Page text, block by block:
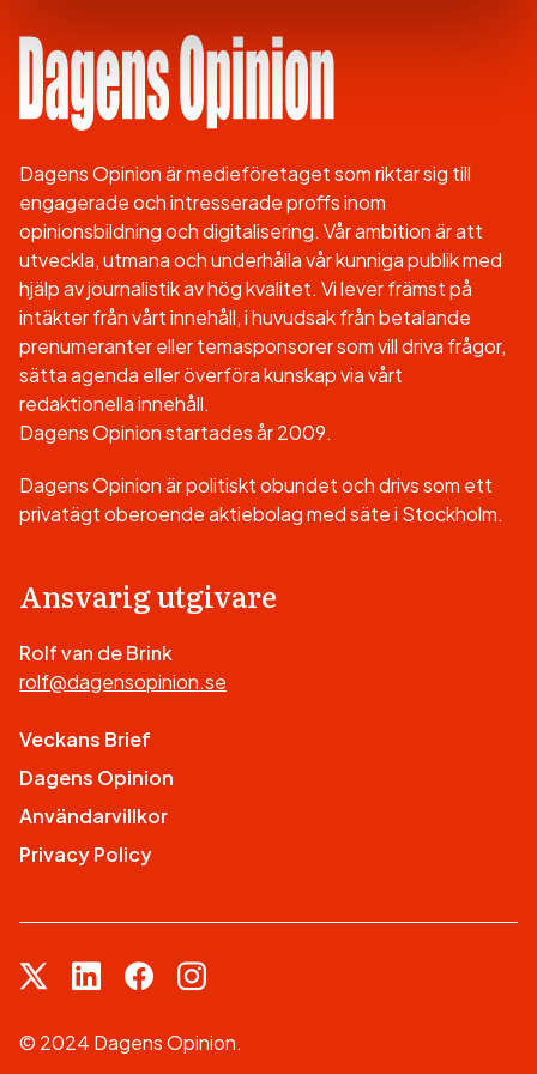
Dagens Opinion är medieföretaget som riktar sig till
engagerade och intresserade proffs inom
opinionsbildning och digitalisering. Vår ambition är att
utveckla, utmana och underhålla vår kunniga publik med
hjälp av journalistik av hög kvalitet. Vi lever främst på
intäkter från vårt innehåll, i huvudsak från betalande
prenumeranter eller temasponsorer som vill driva frågor,
sätta agenda eller överföra kunskap via vårt
redaktionella innehåll.
Dagens Opinion startades år 2009.
Dagens Opinion är politiskt obundet och drivs som ett
privatägt oberoende aktiebolag med säte i Stockholm.
Ansvarig utgivare
Rolf van de Brink
rolf@dagensopinion.se
Veckans Brief
Dagens Opinion
Användarvillkor
Privacy Policy
© 2024 Dagens Opinion.